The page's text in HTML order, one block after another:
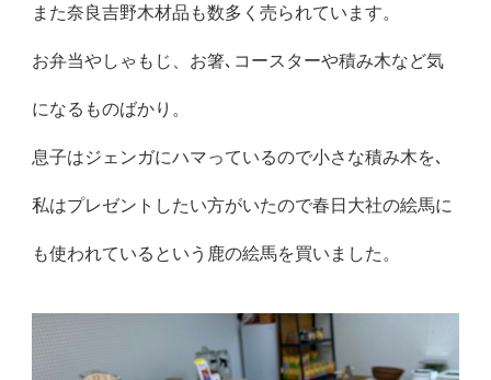
また奈良吉野木材品も数多く売られています。
お弁当やしゃもじ、お箸､コースターや積み木など気
になるものばかり。
息子はジェンガにハマっているので小さな積み木を､
私はプレゼントしたい方がいたので春日大社の絵馬に
も使われているという鹿の絵馬を買いました。